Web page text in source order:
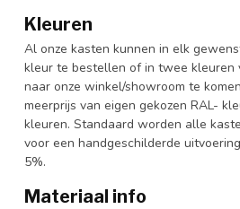
Kleuren
Al onze kasten kunnen in elk
kleur te bestellen of in twee kleuren
naar onze winkel/showroom te
meerprijs van eigen gekozen RAL-
kleuren. Standaard worden alle
voor een handgeschilderde
5%.
Materiaal info